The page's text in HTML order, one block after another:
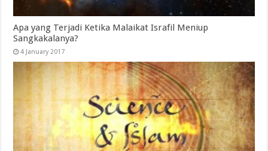
Apa yang Terjadi Ketika Malaikat Israfil Meniup
Sangkakalanya?
4 January 2017